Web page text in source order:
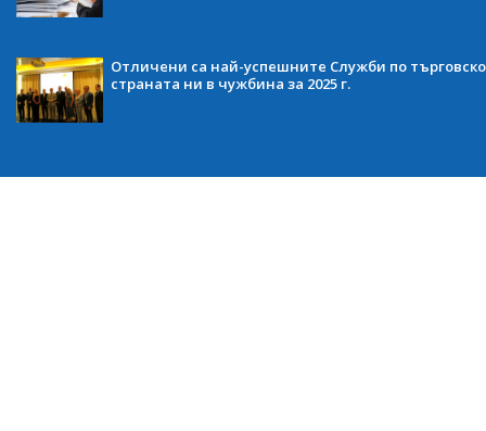
Отличени са най-успешните Служби по
страната ни в чужбина за 2025 г.